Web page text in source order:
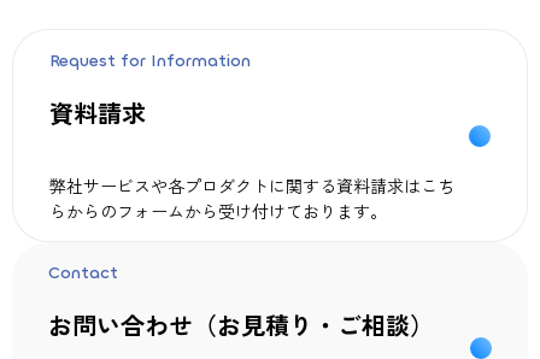
Request for Information
資料請求
弊社サービスや各プロダクトに関する資料請求はこち
らからのフォームから受け付けております。
Contact
お問い合わせ（お見積り・ご相談）